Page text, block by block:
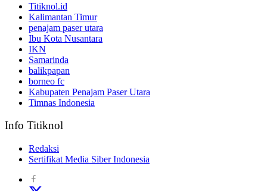
Titiknol.id
Kalimantan Timur
penajam paser utara
Ibu Kota Nusantara
IKN
Samarinda
balikpapan
borneo fc
Kabupaten Penajam Paser Utara
Timnas Indonesia
Info Titiknol
Redaksi
Sertifikat Media Siber Indonesia